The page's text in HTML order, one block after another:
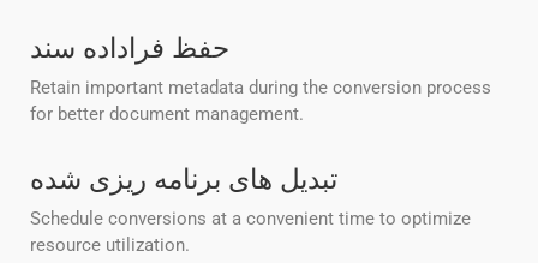
حفظ فراداده سند
Retain important metadata during the conversion process
for better document management.
تبدیل های برنامه ریزی شده
Schedule conversions at a convenient time to optimize
resource utilization.